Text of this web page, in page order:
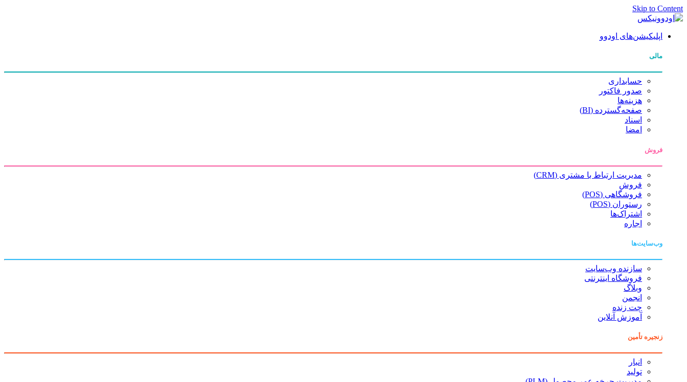
Skip to Content
اپلیکیشن‌های اودوو
مالی
حسابداری
صدور فاکتور
هزینه‌ها
صفحه‌گسترده (BI)
اسناد
امضا
فروش
مدیریت ارتباط با مشتری (CRM)
فروش
فروشگاهی (POS)
رستوران (POS)
اشتراک‌ها
اجاره
وب‌سایت‌ها
سازنده وب‌سایت
فروشگاه اینترنتی
وبلاگ
انجمن
چت زنده
آموزش آنلاین
زنجیره تأمین
انبار
تولید